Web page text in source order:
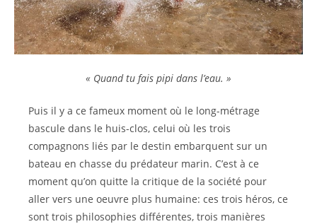
« Quand tu fais pipi dans l’eau. »
Puis il y a ce fameux moment où le long-métrage
bascule dans le huis-clos, celui où les trois
compagnons liés par le destin embarquent sur un
bateau en chasse du prédateur marin. C’est à ce
moment qu’on quitte la critique de la société pour
aller vers une oeuvre plus humaine: ces trois héros, ce
sont trois philosophies différentes, trois manières